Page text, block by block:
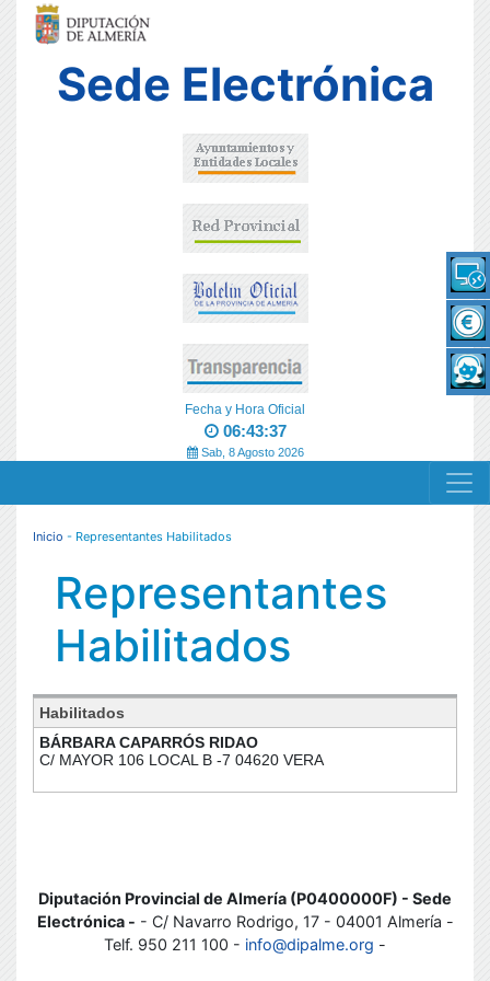
Sede Electrónica
Fecha y Hora Oficial
06:43:38
Sab, 8 Agosto 2026
MENÚ RESPONSIVE
Inicio - Representantes Habilitados
Representantes
Habilitados
Habilitados
BÁRBARA CAPARRÓS RIDAO
C/ MAYOR 106 LOCAL B -7 04620 VERA
Diputación Provincial de Almería (P0400000F) - Sede
Electrónica - - C/ Navarro Rodrigo, 17 - 04001 Almería -
Telf. 950 211 100 - info@dipalme.org -